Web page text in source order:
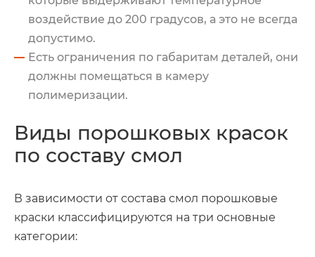
воздействие до 200 градусов, а это не всегда
допустимо.
Есть ограничения по габаритам деталей, они
должны помещаться в камеру
полимеризации.
Виды порошковых красок
по составу смол
В зависимости от состава смол порошковые
краски классифицируются на три основные
категории: